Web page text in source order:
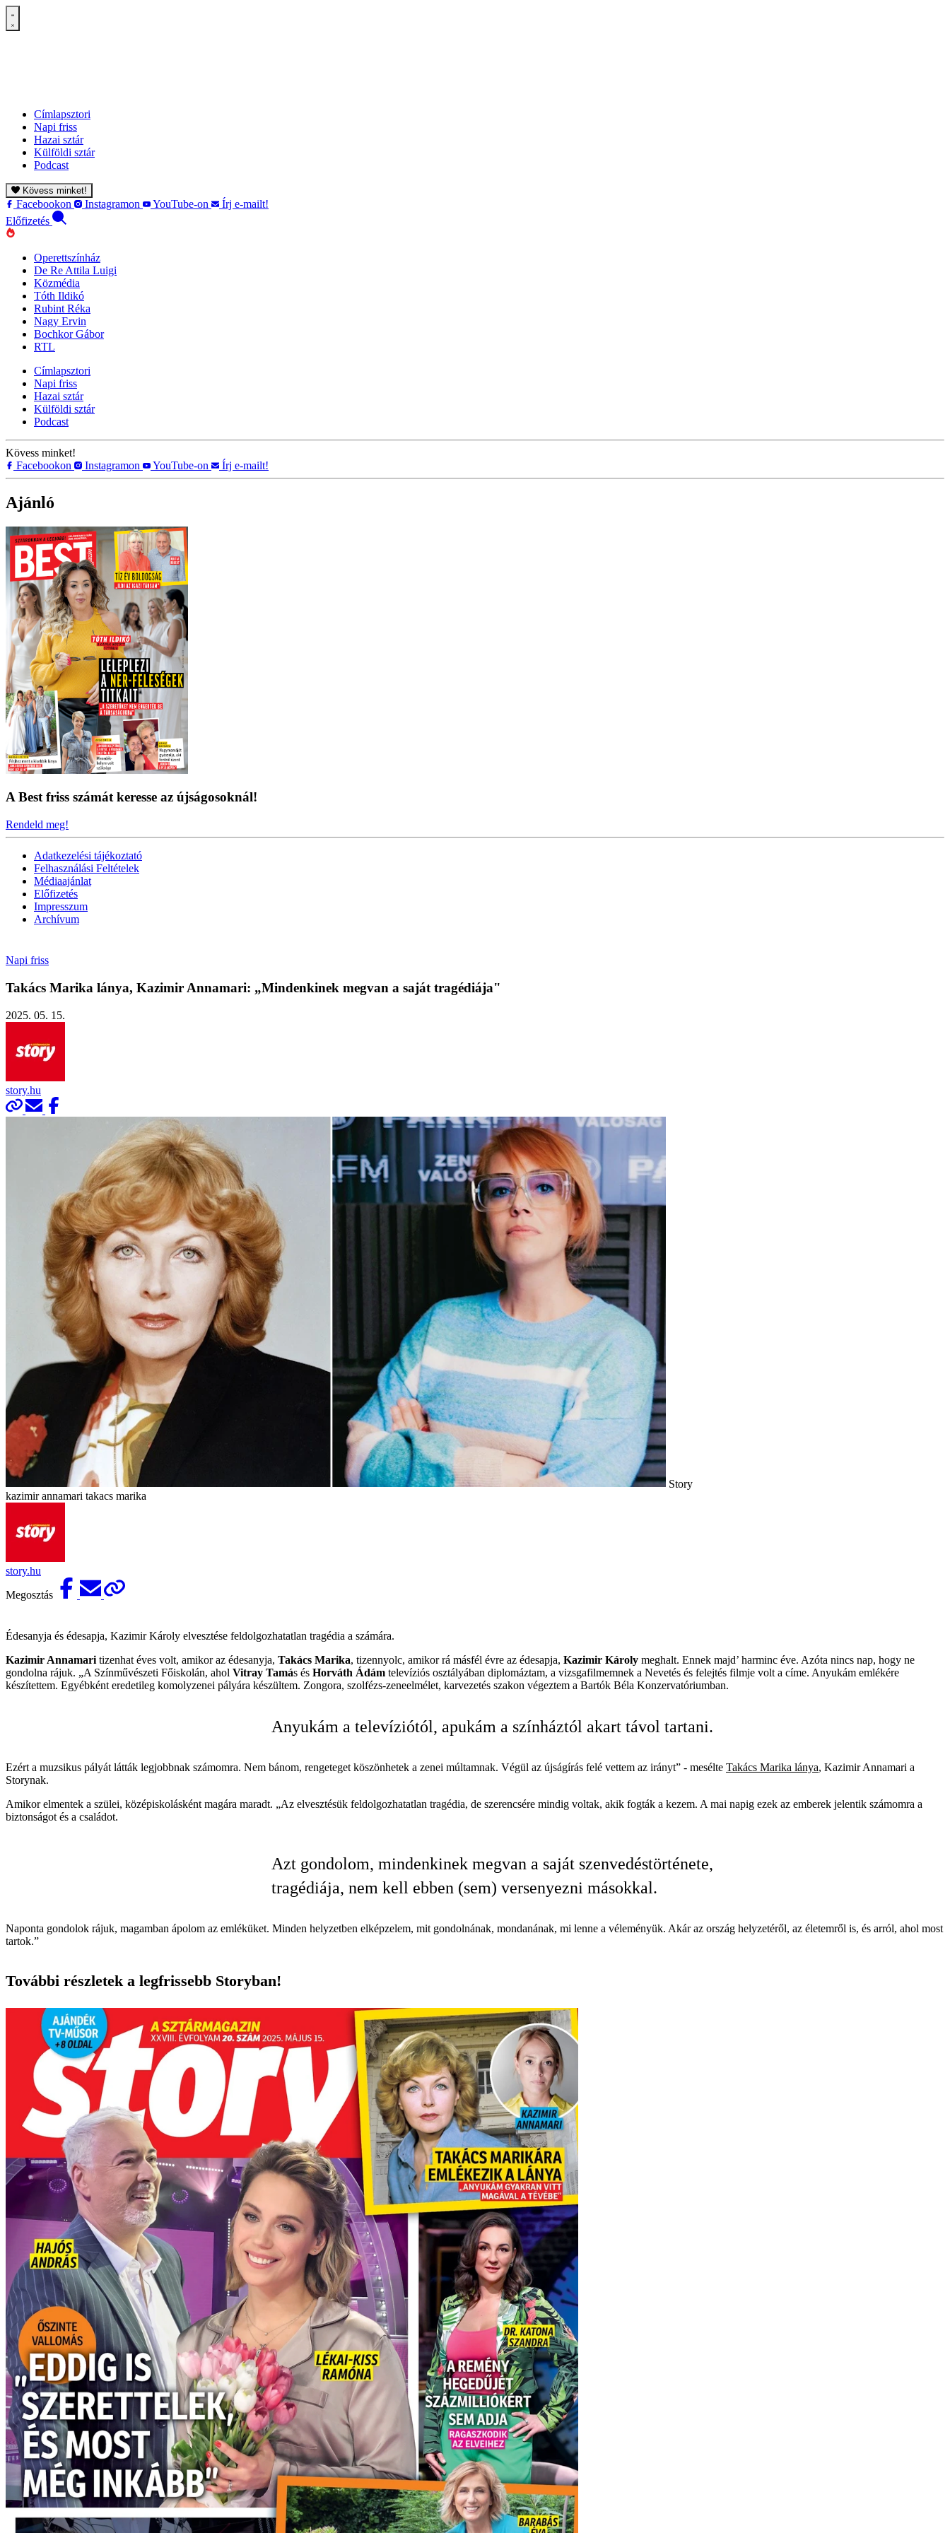
Címlapsztori
Napi friss
Hazai sztár
Külföldi sztár
Podcast
Kövess minket!
Facebookon Instagramon YouTube-on
Írj e-mailt!
Előfizetés
Operettszínház
De Re Attila Luigi
Közmédia
Tóth Ildikó
Rubint Réka
Nagy Ervin
Bochkor Gábor
RTL
Címlapsztori
Napi friss
Hazai sztár
Külföldi sztár
Podcast
Kövess minket!
Facebookon
Instagramon YouTube-on Írj e-mailt!
Ajánló
A Best friss számát keresse az újságosoknál!
Rendeld meg!
Adatkezelési tájékoztató
Felhasználási Feltételek
Médiaajánlat
Előfizetés
Impresszum
Archívum
Napi friss
Takács Marika lánya, Kazimir Annamari: „Mindenkinek megvan a saját tragédiája"
2025. 05. 15.
story.hu
Story
kazimir annamari takacs marika
story.hu
Megosztás
Édesanyja és édesapja, Kazimir Károly elvesztése feldolgozhatatlan tragédia a számára.
Kazimir Annamari tizenhat éves volt, amikor az édesanyja, Takács Marika, tizennyolc, amikor rá másfél évre az édesapja, Kazimir Károly meghalt. Ennek majd’ harminc éve. Azóta nincs nap, hogy ne
gondolna rájuk. „A Színművészeti Főiskolán, ahol Vitray Tamás és Horváth Ádám televíziós osztályában diplomáztam, a vizsgafilmemnek a Nevetés és felejtés filmje volt a címe. Anyukám emlékére
készítettem. Egyébként eredetileg komolyzenei pályára készültem. Zongora, szolfézs-zeneelmélet, karvezetés szakon végeztem a Bartók Béla Konzervatóriumban.
Anyukám a televíziótól, apukám a színháztól akart távol tartani.
Ezért a muzsikus pályát látták legjobbnak számomra. Nem bánom, rengeteget köszönhetek a zenei múltamnak. Végül az újságírás felé vettem az irányt” - mesélte Takács Marika lánya, Kazimir Annamari a
Storynak.
Amikor elmentek a szülei, középiskolásként magára maradt. „Az elvesztésük feldolgozhatatlan tragédia, de szerencsére mindig voltak, akik fogták a kezem. A mai napig ezek az emberek jelentik számomra a
biztonságot és a családot.
Azt gondolom, mindenkinek megvan a saját szenvedéstörténete,
tragédiája, nem kell ebben (sem) versenyezni másokkal.
Naponta gondolok rájuk, magamban ápolom az emléküket. Minden helyzetben elképzelem, mit gondolnának, mondanának, mi lenne a véleményük. Akár az ország helyzetéről, az életemről is, és arról, ahol most
tartok.”
További részletek a legfrissebb Storyban!